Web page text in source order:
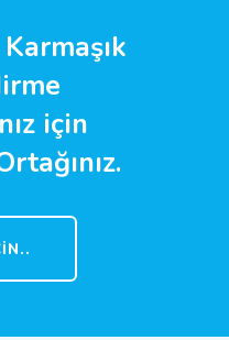
için